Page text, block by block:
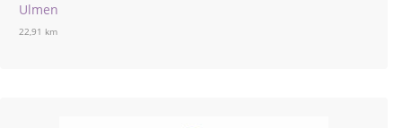
Ulmen
22,91 km